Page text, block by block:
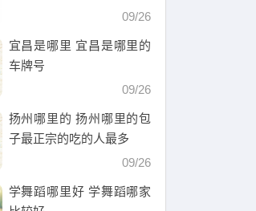
09/26
宜昌是哪里 宜昌是哪里的
车牌号
09/26
扬州哪里的 扬州哪里的包
子最正宗的吃的人最多
09/26
学舞蹈哪里好 学舞蹈哪家